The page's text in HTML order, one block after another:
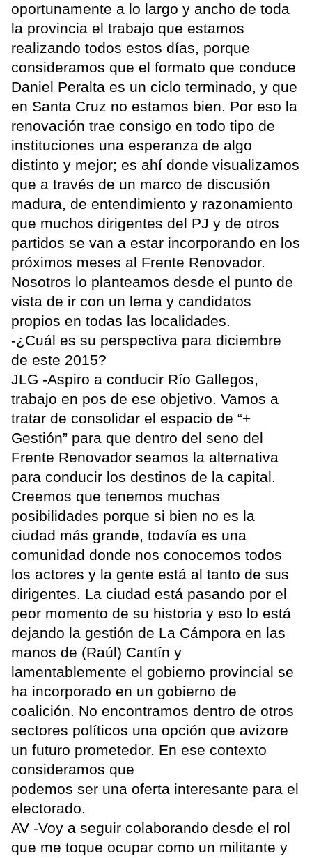
oportunamente a lo largo y ancho de toda
la provincia el trabajo que estamos
realizando todos estos días, porque
consideramos que el formato que conduce
Daniel Peralta es un ciclo terminado, y que
en Santa Cruz no estamos bien. Por eso la
renovación trae consigo en todo tipo de
instituciones una esperanza de algo
distinto y mejor; es ahí donde visualizamos
que a través de un marco de discusión
madura, de entendimiento y razonamiento
que muchos dirigentes del PJ y de otros
partidos se van a estar incorporando en los
próximos meses al Frente Renovador.
Nosotros lo planteamos desde el punto de
vista de ir con un lema y candidatos
propios en todas las localidades.
-¿Cuál es su perspectiva para diciembre
de este 2015?
JLG -Aspiro a conducir Río Gallegos,
trabajo en pos de ese objetivo. Vamos a
tratar de consolidar el espacio de “+
Gestión” para que dentro del seno del
Frente Renovador seamos la alternativa
para conducir los destinos de la capital.
Creemos que tenemos muchas
posibilidades porque si bien no es la
ciudad más grande, todavía es una
comunidad donde nos conocemos todos
los actores y la gente está al tanto de sus
dirigentes. La ciudad está pasando por el
peor momento de su historia y eso lo está
dejando la gestión de La Cámpora en las
manos de (Raúl) Cantín y
lamentablemente el gobierno provincial se
ha incorporado en un gobierno de
coalición. No encontramos dentro de otros
sectores políticos una opción que avizore
un futuro prometedor. En ese contexto
consideramos que
podemos ser una oferta interesante para el
electorado.
AV -Voy a seguir colaborando desde el rol
que me toque ocupar como un militante y